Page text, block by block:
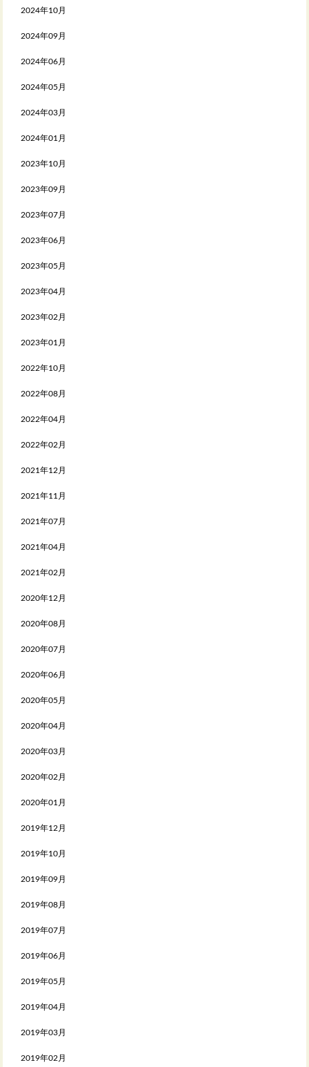
2024年10月
2024年09月
2024年06月
2024年05月
2024年03月
2024年01月
2023年10月
2023年09月
2023年07月
2023年06月
2023年05月
2023年04月
2023年02月
2023年01月
2022年10月
2022年08月
2022年04月
2022年02月
2021年12月
2021年11月
2021年07月
2021年04月
2021年02月
2020年12月
2020年08月
2020年07月
2020年06月
2020年05月
2020年04月
2020年03月
2020年02月
2020年01月
2019年12月
2019年10月
2019年09月
2019年08月
2019年07月
2019年06月
2019年05月
2019年04月
2019年03月
2019年02月